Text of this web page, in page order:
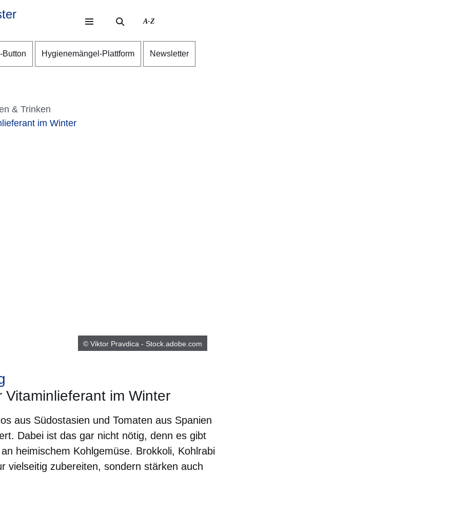
A-Z
Button Hygienemängel-Plattform Newsletter
& Trinken
im Winter
© Viktor Pravdica - Stock.adobe.com
im Winter
aus Südostasien und Tomaten aus Spanien
Dabei ist das gar nicht nötig, denn es gibt
heimischem Kohlgemüse. Brokkoli, Kohlrabi
vielseitig zubereiten, sondern stärken auch